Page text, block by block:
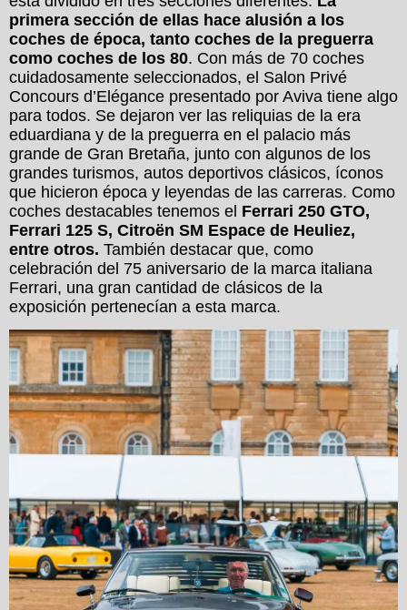
primera sección de ellas hace alusión a los
coches de época, tanto coches de la preguerra
como coches de los 80. Con más de 70 coches
cuidadosamente seleccionados, el Salon Privé
Concours d’Elégance presentado por Aviva tiene algo
para todos. Se dejaron ver las reliquias de la era
eduardiana y de la preguerra en el palacio más
grande de Gran Bretaña, junto con algunos de los
grandes turismos, autos deportivos clásicos, íconos
que hicieron época y leyendas de las carreras. Como
coches destacables tenemos el Ferrari 250 GTO,
Ferrari 125 S, Citroën SM Espace de Heuliez,
entre otros. También destacar que, como
celebración del 75 aniversario de la marca italiana
Ferrari, una gran cantidad de clásicos de la
exposición pertenecían a esta marca.